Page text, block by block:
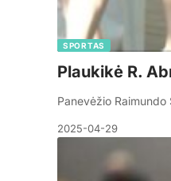
SPORTAS
Plaukikė R.
Panevėžio
2025-04-29